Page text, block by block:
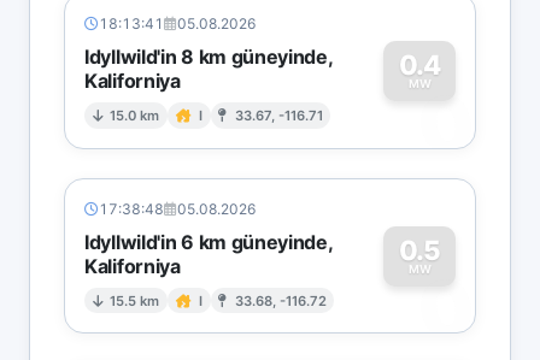
18:13:41 05.08.2026
Idyllwild'in 8 km güneyinde,
Kaliforniya
15.0 km I 33.67, -116.71
0.4
MW
0
17:38:48 05.08.2026
Idyllwild'in 6 km güneyinde,
Kaliforniya
15.5 km I 33.68, -116.72
0.5
MW
0